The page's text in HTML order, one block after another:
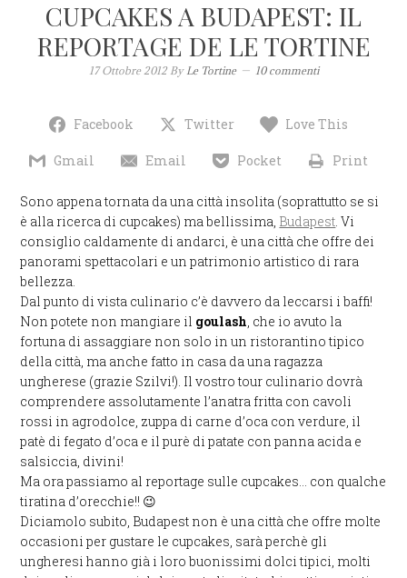
CUPCAKES A BUDAPEST: IL
REPORTAGE DE LE TORTINE
17 Ottobre 2012ByLe Tortine 10 commenti
Facebook Twitter Love This
Gmail Email Pocket Print
Sono appena tornata da una città insolita (soprattutto se si
è alla ricerca di cupcakes) ma bellissima, Budapest. Vi
consiglio caldamente di andarci, è una città che offre dei
panorami spettacolari e un patrimonio artistico di rara
bellezza.
Dal punto di vista culinario c’è davvero da leccarsi i baffi!
Non potete non mangiare il goulash, che io avuto la
fortuna di assaggiare non solo in un ristorantino tipico
della città, ma anche fatto in casa da una ragazza
ungherese (grazie Szilvi!). Il vostro tour culinario dovrà
comprendere assolutamente l’anatra fritta con cavoli
rossi in agrodolce, zuppa di carne d’oca con verdure, il
patè di fegato d’oca e il purè di patate con panna acida e
salsiccia, divini!
Ma ora passiamo al reportage sulle cupcakes… con qualche
tiratina d’orecchie!! 😉
Diciamolo subito, Budapest non è una città che offre molte
occasioni per gustare le cupcakes, sarà perchè gli
ungheresi hanno già i loro buonissimi dolci tipici, molti